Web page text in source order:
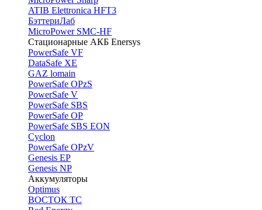
ATIB Elettronica HFT3
БэттериЛаб
MicroPower SMC-HF
Стационарные АКБ Enersys
PowerSafe VF
DataSafe XE
GAZ lomain
PowerSafe OPzS
PowerSafe V
PоwerSafe SBS
PowerSafe OP
PоwerSafe SBS EON
Cyclon
PowerSafe OPzV
Genesis EP
Genesis NP
Аккумуляторы
Optimus
ВОСТОК ТС